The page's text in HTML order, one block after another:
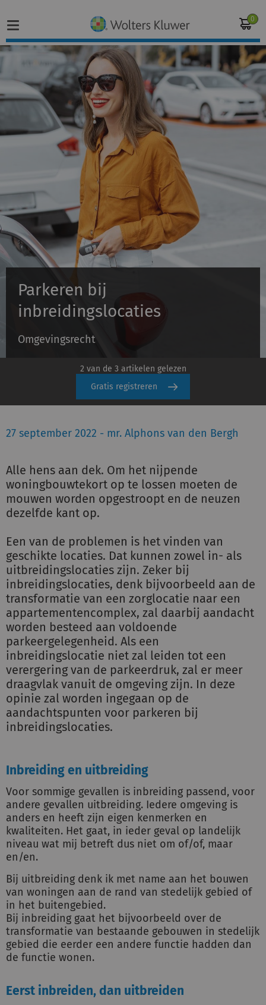
0
Home
Vakgebieden
Opleidingen
Juridisch advies
Inloggen op de kennisbank
Inloggen
Parkeren bij
inbreidingslocaties
Omgevingsrecht
2 van de 3 artikelen gelezen
Gratis registreren
27 september 2022 - mr. Alphons van den Bergh
Alle hens aan dek. Om het nijpende
woningbouwtekort op te lossen moeten de
mouwen worden opgestroopt en de neuzen
dezelfde kant op.
Een van de problemen is het vinden van
geschikte locaties. Dat kunnen zowel in- als
uitbreidingslocaties zijn. Zeker bij
inbreidingslocaties, denk bijvoorbeeld aan de
transformatie van een zorglocatie naar een
appartementencomplex, zal daarbij aandacht
worden besteed aan voldoende
parkeergelegenheid. Als een
inbreidingslocatie niet zal leiden tot een
verergering van de parkeerdruk, zal er meer
draagvlak vanuit de omgeving zijn. In deze
opinie zal worden ingegaan op de
aandachtspunten voor parkeren bij
inbreidingslocaties.
Inbreiding en uitbreiding
Voor sommige gevallen is inbreiding passend, voor
andere gevallen uitbreiding. Iedere omgeving is
anders en heeft zijn eigen kenmerken en
kwaliteiten. Het gaat, in ieder geval op landelijk
niveau wat mij betreft dus niet om of/of, maar
en/en.
Bij uitbreiding denk ik met name aan het bouwen
van woningen aan de rand van stedelijk gebied of
in het buitengebied.
Bij inbreiding gaat het bijvoorbeeld over de
transformatie van bestaande gebouwen in stedelijk
gebied die eerder een andere functie hadden dan
de functie wonen.
Eerst inbreiden, dan uitbreiden